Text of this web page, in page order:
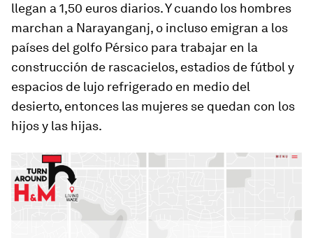
llegan a 1,50 euros diarios. Y cuando los hombres
marchan a Narayanganj, o incluso emigran a los
países del golfo Pérsico para trabajar en la
construcción de rascacielos, estadios de fútbol y
espacios de lujo refrigerado en medio del
desierto, entonces las mujeres se quedan con los
hijos y las hijas.